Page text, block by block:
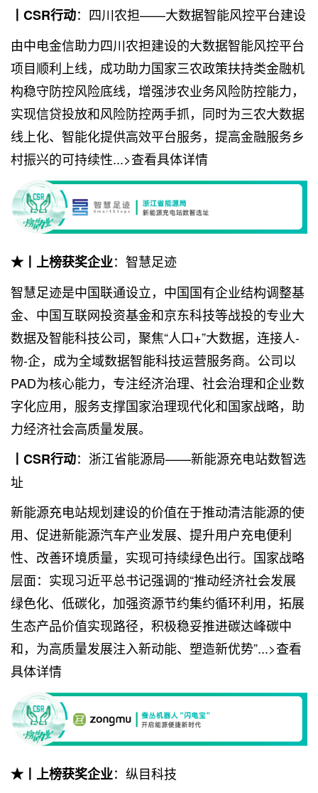
丨CSR行动：四川农担——大数据智能风控平台建设
由中电金信助力四川农担建设的大数据智能风控平台
项目顺利上线，成功助力国家三农政策扶持类金融机
构稳守防控风险底线，增强涉农业务风险防控能力，
实现信贷投放和风险防控两手抓，同时为三农大数据
线上化、智能化提供高效平台服务，提高金融服务乡
村振兴的可持续性...>查看具体详情
★丨上榜获奖企业：智慧足迹
智慧足迹是中国联通设立，中国国有企业结构调整基
金、中国互联网投资基金和京东科技等战投的专业大
数据及智能科技公司，聚焦“人口+”大数据，连接人-
物-企，成为全域数据智能科技运营服务商。公司以
PAD为核心能力，专注经济治理、社会治理和企业数
字化应用，服务支撑国家治理现代化和国家战略，助
力经济社会高质量发展。
丨CSR行动：浙江省能源局——新能源充电站数智选
址
新能源充电站规划建设的价值在于推动清洁能源的使
用、促进新能源汽车产业发展、提升用户充电便利
性、改善环境质量，实现可持续绿色出行。国家战略
层面：实现习近平总书记强调的“推动经济社会发展
绿色化、低碳化，加强资源节约集约循环利用，拓展
生态产品价值实现路径，积极稳妥推进碳达峰碳中
和，为高质量发展注入新动能、塑造新优势”...>查看
具体详情
★丨上榜获奖企业：纵目科技